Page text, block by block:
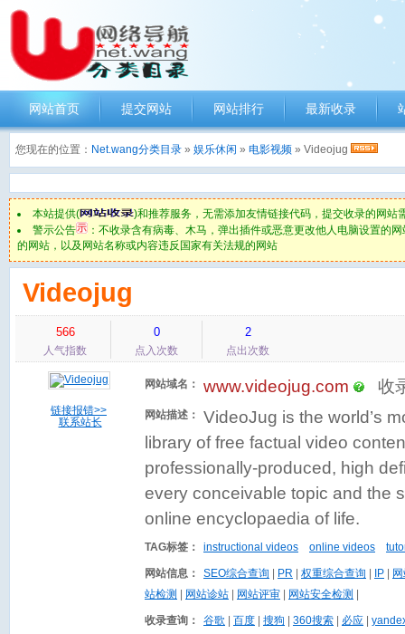
网站首页 提交网站 网站排行 最新收录
您现在的位置： Net.wang分类目录 » 娱乐休闲 » 电影视频 » Videojug
本站提供(
)和推荐服务，无需添加友情链接代码，提交收录的网
警示公告
：不收录含有病毒、木马，弹出插件或恶意更改他人电脑设置的
的网站，以及网站名称或内容违反国家有关法规的网站
Videojug
566
人气指数
0
点入次数
2
点出次数
链接报错>>
联系站长
网站域名： www.videojug.com 收
网站描述：
VideoJug is the world’s
library of free factual video
professionally-produced, high
every conceivable topic and the
online encyclopaedia of life.
TAG标签： instructional videos online videos
网站信息： SEO综合查询 PR 权重综合查询 IP
站检测
网站诊站 网站评审 网站安全检测
收录查询： 谷歌 百度 搜狗 360搜索 必应